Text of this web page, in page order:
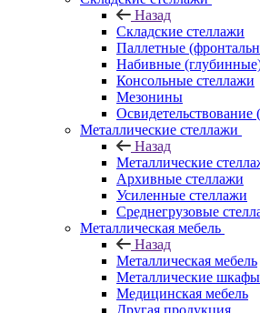
Назад
Складские стеллажи
Паллетные
Набивные
Консольные стеллажи
Мезонины
Металлические стеллажи
Назад
Металлические
Архивные стеллажи
Усиленные стеллажи
Среднегрузовые
Металлическая мебель
Назад
Металлическая мебель
Металлические шкафы
Медицинская мебель
Другая продукция